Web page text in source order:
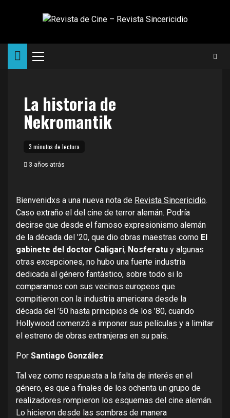
Menú
La historia de
Nekromantik
3 minutos de lectura
3 años atrás
Bienvenidxs a una nueva nota de Revista Sincericidio.
Caso extraño el del cine de terror alemán. Podría
decirse que desde el famoso expresionismo alemán
de la década del ’20, que dio obras maestras como El
gabinete del doctor Caligari, Nosferatu y algunas
otras excepciones, no hubo una fuerte industria
dedicada al género fantástico, sobre todo si lo
comparamos con sus vecinos europeos que
compitieron con la industria americana desde la
década del ’50 hasta principios de los ’80, cuando
Hollywood comenzó a imponer sus películas y a limitar
el estreno de obras extranjeras en su país.
Por Santiago González
Tal vez como respuesta a la falta de interés en el
género, es que a finales de los ochenta un grupo de
realizadores rompieron los esquemas del cine alemán.
Lo hicieron desde las sombras de manera